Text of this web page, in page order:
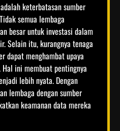
keterbatasan sumber
semua lembaga
besar untuk investasi dalam
Selain itu, kurangnya tenaga
dapat menghambat upaya
ini membuat pentingnya
lebih nyata. Dengan
lembaga dengan sumber
keamanan data mereka